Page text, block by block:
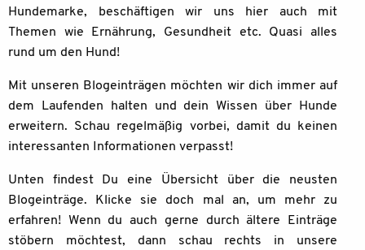
Hundemarke, beschäftigen wir uns hier auch mit
Themen wie Ernährung, Gesundheit etc. Quasi alles
rund um den Hund!
Mit unseren Blogeinträgen möchten wir dich immer auf
dem Laufenden halten und dein Wissen über Hunde
erweitern. Schau regelmäßig vorbei, damit du keinen
interessanten Informationen verpasst!
Unten findest Du eine Übersicht über die neusten
Blogeinträge. Klicke sie doch mal an, um mehr zu
erfahren! Wenn du auch gerne durch ältere Einträge
stöbern möchtest, dann schau rechts in unsere